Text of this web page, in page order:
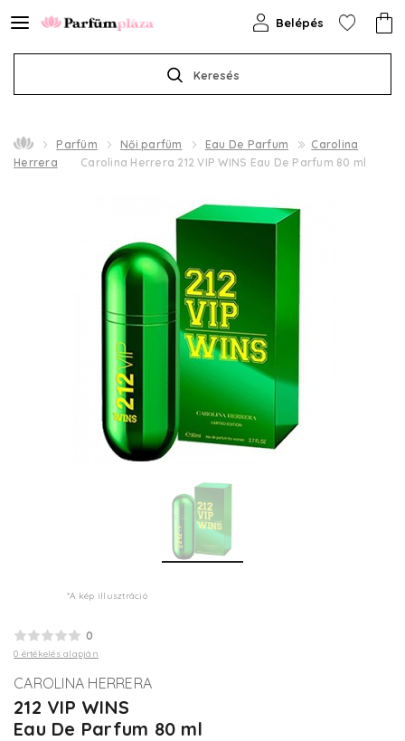
Keresés
Belépés
Parfüm Női parfüm Eau De Parfum
Carolina
Herrera
Carolina Herrera 212 VIP WINS Eau De Parfum 80 ml
*A kép illusztráció
0
0 értékelés alapján
CAROLINA HERRERA
212 VIP WINS
Eau De Parfum 80 ml